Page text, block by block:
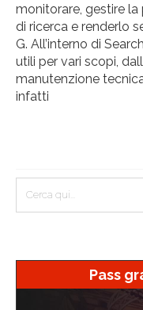
monitorare, gestire
di ricerca e renderlo
G. All’interno di
utili per vari scopi,
manutenzione
infatti
Pass